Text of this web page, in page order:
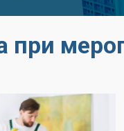
при